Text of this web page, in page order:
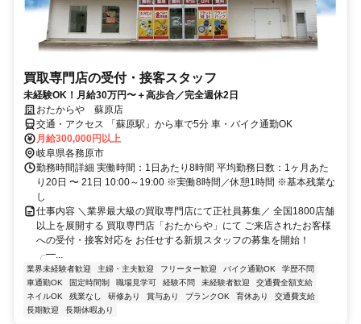
買取専門店の受付・接客スタッフ
未経験OK！月給30万円〜＋高歩合／完全週休2日
おたからや 蘇原店
交通・アクセス 「蘇原駅」から車で5分 車・バイク通勤OK
月給300,000円以上
岐阜県各務原市
勤務時間詳細 実働時間：1日あたり8時間 平均勤務日数：1ヶ月あた
り20日 〜 21日 10:00～19:00 ※実働8時間／休憩1時間 ※基本残業な
し
仕事内容 ＼業界最大級の買取専門店にて正社員募集／ 全国1800店舗
以上を展開する 買取専門店「おたからや」にて ご来店されたお客様
への受付・接客対応を お任せする新規スタッフの募集を開始！
╭━...
業界未経験者歓迎 主婦・主夫歓迎 フリーター歓迎 バイク通勤OK
学歴不問
車通勤OK
固定時間制 職場見学可 経験不問 未経験者歓迎
交通費全額支給
ネイルOK
残業なし 研修あり 賞与あり ブランクOK 育休あり
交通費支給
長期歓迎
長期休暇あり